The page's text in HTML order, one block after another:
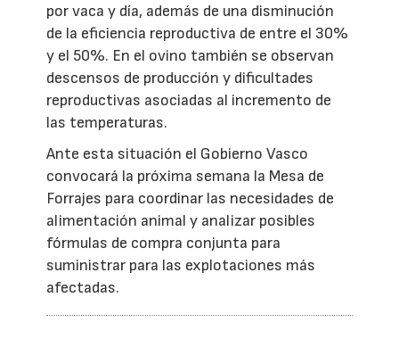
por vaca y día, además de una disminución
de la eficiencia reproductiva de entre el 30%
y el 50%. En el ovino también se observan
descensos de producción y dificultades
reproductivas asociadas al incremento de
las temperaturas.
Ante esta situación el Gobierno Vasco
convocará la próxima semana la Mesa de
Forrajes para coordinar las necesidades de
alimentación animal y analizar posibles
fórmulas de compra conjunta para
suministrar para las explotaciones más
afectadas.